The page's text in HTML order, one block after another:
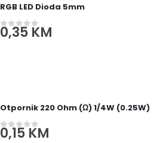
RGB LED Dioda 5mm
0out of 5
0,35KM
Otpornik 220 Ohm (Ω) 1/4W (0.25W)
0out of 5
0,15KM